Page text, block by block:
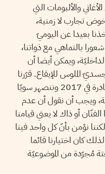
من الأغاني والألبومات التي
تجارب لا زمنية،
بعيدا عن اليوميّ
بالتماهي مع ذواتنا،
ويمكن أيضا أن
الملوس للإيقاع. قرّرنا
أن نشارككم أحسن الأغنيات الصادرة في 2017 وننصهر سويّا
ويجب أن نقول أن عدم
أو ذاك لا يعني قيامنا
نؤمن بأنّ كل واحد فينا
كان اختيارنا قائما
مُجرّدة من الموضوعيّة